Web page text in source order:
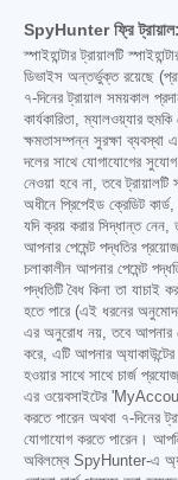
SpyHunter ফ্রি ট্রায়াল:
স্পাইহান্টার ট্রায়ালটি
ডিভাইস অন্তর্ভুক্ত রয়েছে
৭-দিনের ট্রায়াল সময়কাল
কার্যকারিতা, ম্যালওয়্যার
ক্ষমতাসম্পন্ন সুরক্ষা ব্যবস্থা
দলের সাথে যোগাযোগের
নেওয়া হবে না, তবে
অধীনে প্রিপেইড ক্রেডিট
যদি ক্রয় করার সিদ্ধান্ত নেন,
আপনার পেমেন্ট পদ্ধতির
চলাকালীন আপনার পেমেন্ট
পদ্ধতিটি বৈধ কিনা তা
হতে পারে (এই ধরনের
এর অনুরোধ নয়, তবে আপনার
করে, এটি আপনার
হওয়ার সাথে সাথে চার্জ
এর ওয়েবসাইটের
করতে পারেন অথবা ৭-
যোগাযোগ করতে পারেন।
অবিলম্বে SpyHunter-এ